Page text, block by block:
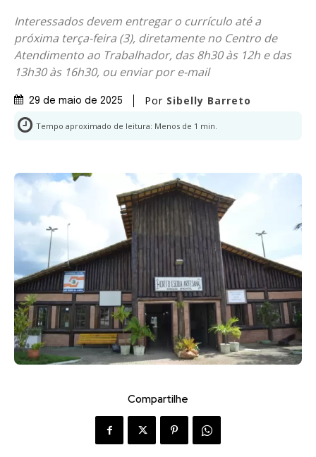
Interessados devem entregar o currículo até a
próxima terça-feira (3), diretamente no Centro de
Atendimento ao Trabalhador, das 8h30 às 12h e das
13h30 às 16h30, ou enviar por e-mail
29 de maio de 2025 Por Sibelly Barreto
Tempo aproximado de leitura: Menos de 1 min.
Compartilhe